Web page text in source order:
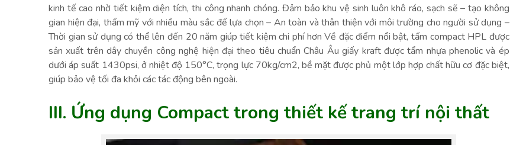
kinh tế cao nhờ tiết kiệm diện tích, thi công nhanh chóng. Đảm bảo khu vệ sinh luôn khô ráo, sạch sẽ – tạo không
gian hiện đại, thẩm mỹ với nhiều màu sắc để lựa chọn – An toàn và thân thiện với môi trường cho người sử dụng –
Thời gian sử dụng có thể lên đến 20 năm giúp tiết kiệm chi phí hơn Về đặc điểm nổi bật, tấm compact HPL được
sản xuất trên dây chuyền công nghệ hiện đại theo tiêu chuẩn Châu Âu giấy kraft được tẩm nhựa phenolic và ép
dưới áp suất 1430psi, ở nhiệt độ 150°C, trọng lực 70kg/cm2, bề mặt được phủ một lớp hợp chất hữu cơ đặc biệt,
giúp bảo vệ tối đa khỏi các tác động bên ngoài.
III. Ứng dụng Compact trong thiết kế trang trí nội thất